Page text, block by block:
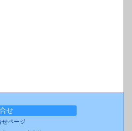
せ
せページ